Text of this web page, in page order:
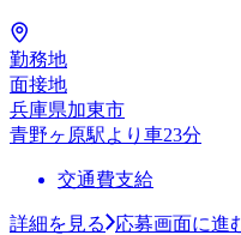
勤務地
面接地
兵庫県加東市
青野ヶ原駅より車23分
交通費支給
詳細を見る
応募画面に進